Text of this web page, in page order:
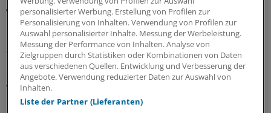
MEHR ZUM THEMA
Sparpaket sorgt für Unsicherheit
Praxisbesonderheiten in Zeiten des GKV-
Spargesetzes: Klarheit soll es in der kommenden
Woche geben
Ein Passus des Beitragssatzstabilisierungsgesetz sorgt
personalisierter Werbung. Erstellung von Profilen zur
Personalisierung von Inhalten. Verwendung von Profilen zur
Auswahl personalisierter Inhalte. Messung der Werbeleistung.
Messung der Performance von Inhalten. Analyse von
Zielgruppen durch Statistiken oder Kombinationen von Daten
aus verschiedenen Quellen. Entwicklung und Verbesserung der
Angebote. Verwendung reduzierter Daten zur Auswahl von
Inhalten.
Liste der Partner (Lieferanten)